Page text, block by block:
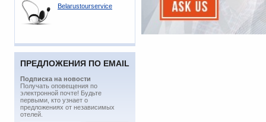
Belarustourservice
ПРЕДЛОЖЕНИЯ ПО EMAIL
Подписка на новости
​Получать оповещения по
электронной почте! Будьте
первыми, кто узнает о
предложениях от независимых
отелей.